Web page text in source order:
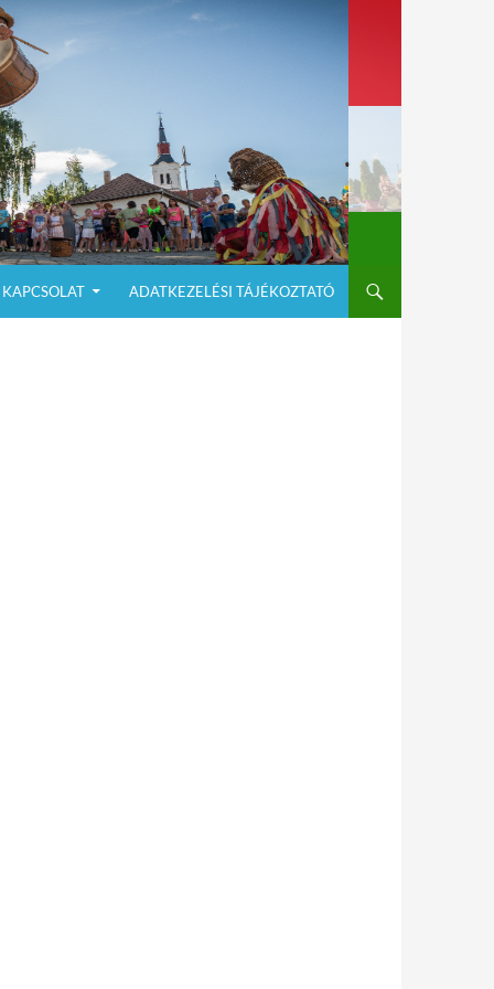
KAPCSOLAT ADATKEZELÉSI TÁJÉKOZTATÓ